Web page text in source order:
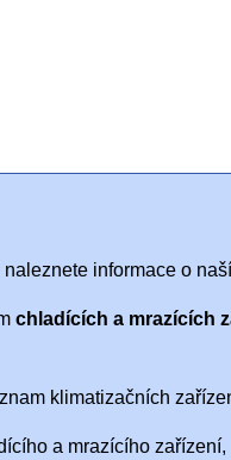
informace o
chladících a mrazících
klimatizačních
a mrazícího